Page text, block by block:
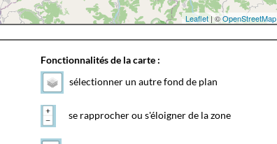
Leaflet| ©OpenStreetMap
Fonctionnalités de la carte :
sélectionner un autre fond de plan
se rapprocher ou s'éloigner de la zone